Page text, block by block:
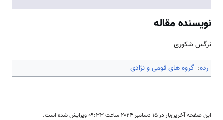
نویسنده مقاله
نرگس شکوری
رده: گروه های قومی و نژادی
این صفحه آخرین‌بار در ‏۱۵ دسامبر ۲۰۲۴ ساعت ‏۰۹:۳۳ ویرایش شده است.